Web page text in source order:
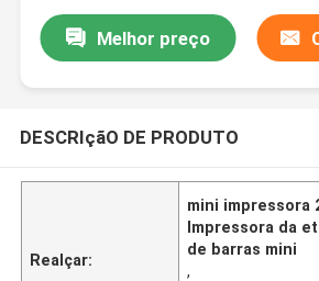
Melhor preço
DESCRIçãO DE PRODUTO
Realçar:
mini impressora
Impressora da
de barras mini
,